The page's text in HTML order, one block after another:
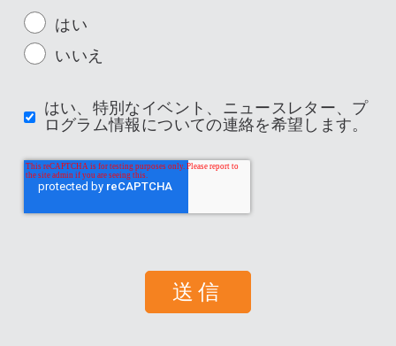
はい
いいえ
はい、特別なイベント、ニュースレター、プ
ログラム情報についての連絡を希望します。